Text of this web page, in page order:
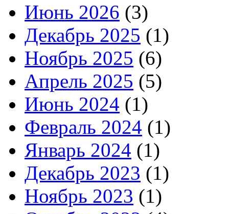
Июнь 2026 (3)
Декабрь 2025 (1)
Ноябрь 2025 (6)
Апрель 2025 (5)
Июнь 2024 (1)
Февраль 2024 (1)
Январь 2024 (1)
Декабрь 2023 (1)
Ноябрь 2023 (1)